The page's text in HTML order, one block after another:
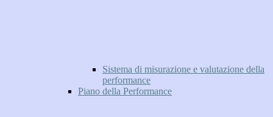
Sistema di misurazione e valutazione della
performance
Piano della Performance